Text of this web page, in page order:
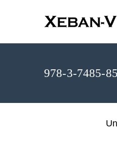
978-3-7485-